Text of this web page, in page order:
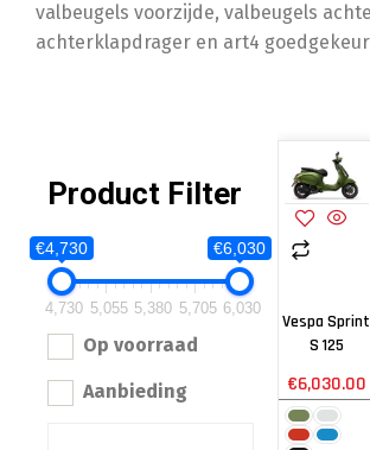
valbeugels voorzijde, valbeugels
achterklapdrager en art4
Product Filter
€4,730 €6,030
4,730 5,055 5,380 5,705 6,030
Op voorraad
Aanbieding
Vespa Sprint
S 125
€6,030.00